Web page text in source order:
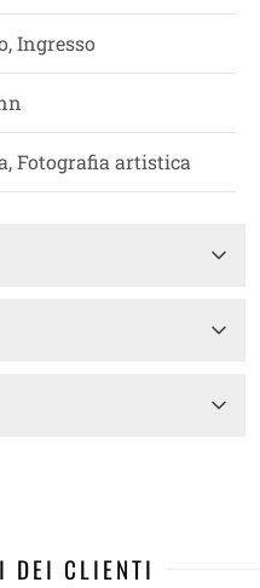
Ingresso
Fotografia artistica
DEI CLIENTI